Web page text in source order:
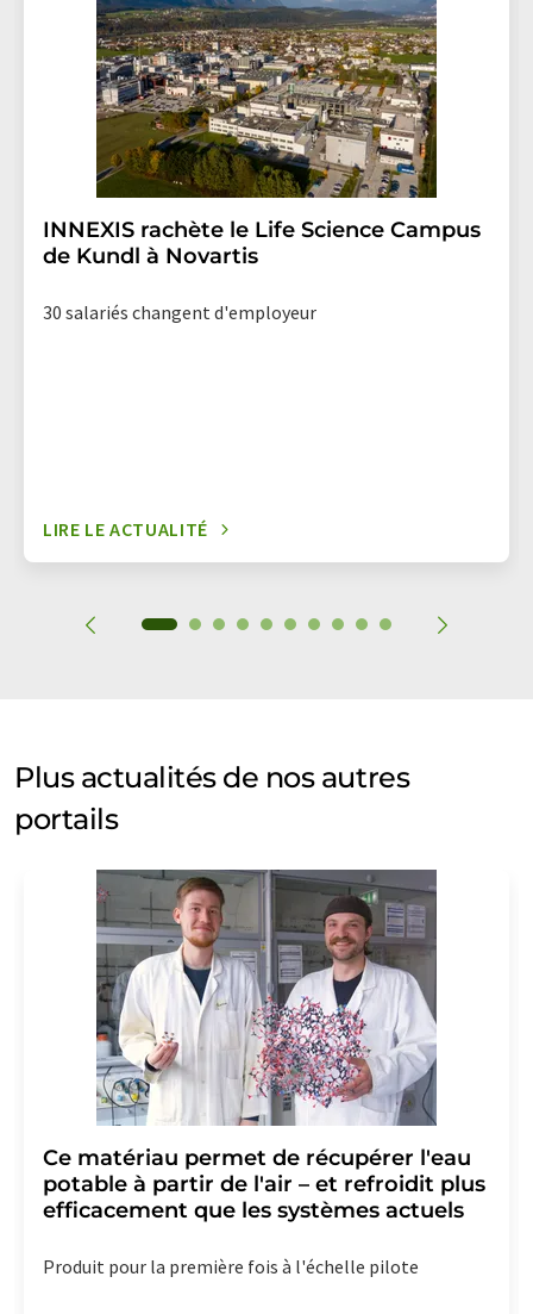
lien pour se désabonner de la newsletter
correspondante.
INNEXIS rachète le Life Science Campus
de Kundl à Novartis
30 salariés changent d'employeur
LIRE LE ACTUALITÉ
Plus actualités de nos autres
portails
Ce matériau permet de récupérer l'eau
potable à partir de l'air – et refroidit plus
efficacement que les systèmes actuels
Produit pour la première fois à l'échelle pilote